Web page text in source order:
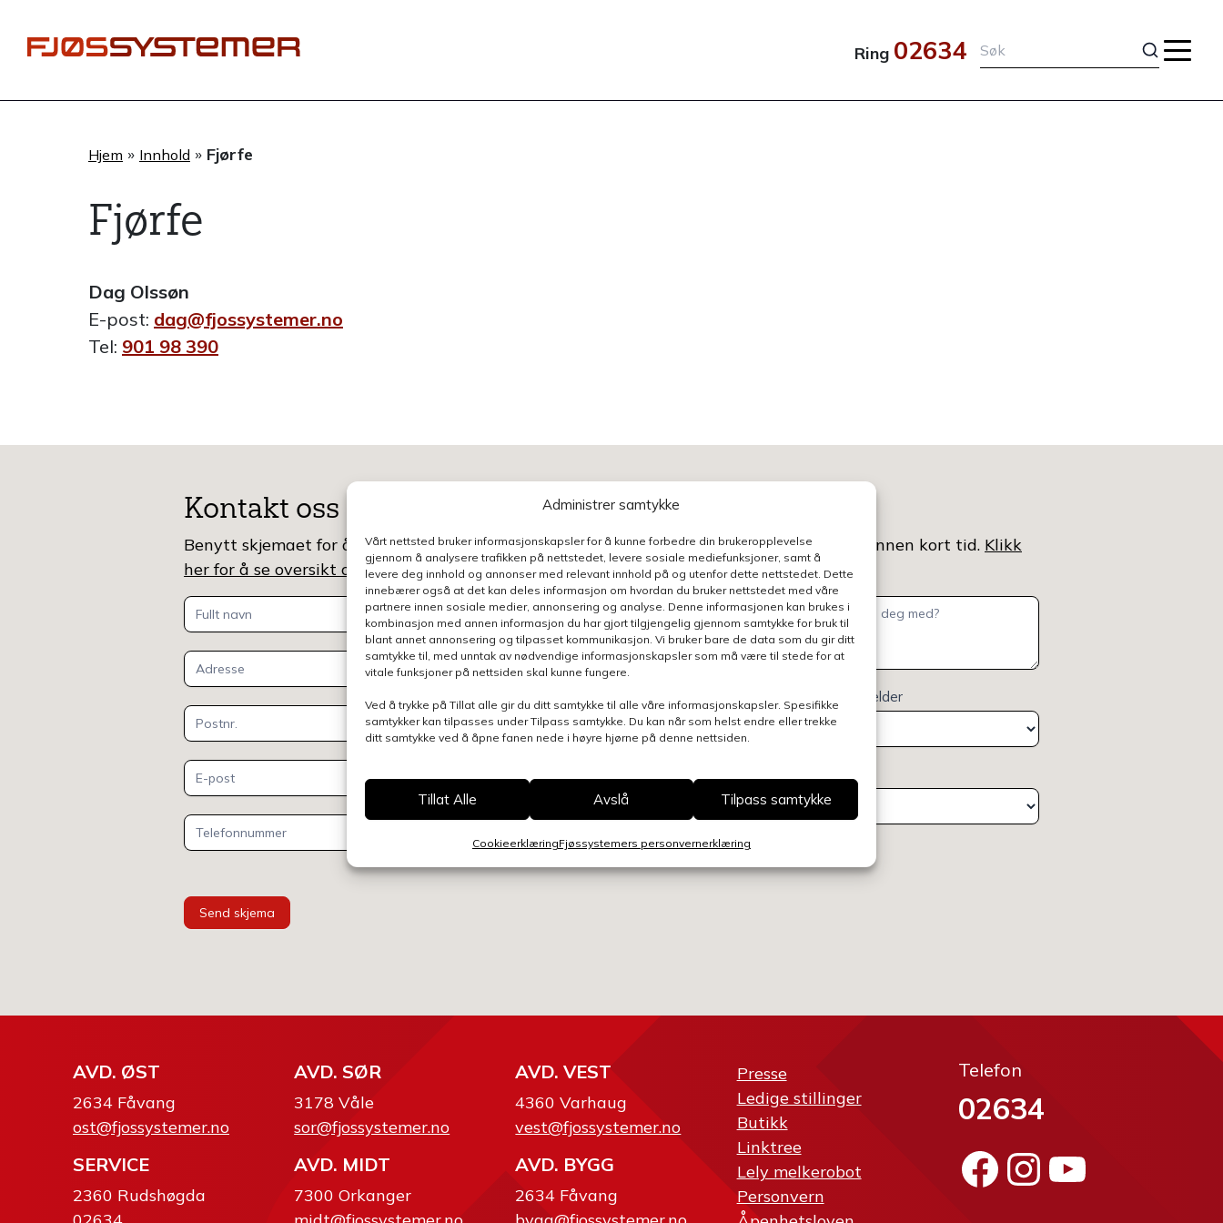
Administrer samtykke
Vårt nettsted bruker informasjonskapsler for å kunne forbedre din brukeropplevelse
gjennom å analysere trafikken på nettstedet, levere sosiale mediefunksjoner, samt å
levere deg innhold og annonser med relevant innhold på og utenfor dette nettstedet. Dette
innebærer også at det kan deles informasjon om hvordan du bruker nettstedet med våre
partnere innen sosiale medier, annonsering og analyse. Denne informasjonen kan brukes i
kombinasjon med annen informasjon du har gjort tilgjengelig gjennom samtykke for bruk til
blant annet annonsering og tilpasset kommunikasjon. Vi bruker bare de data som du gir ditt
samtykke til, med unntak av nødvendige informasjonskapsler som må være til stede for at
vitale funksjoner på nettsiden skal kunne fungere.
Ved å trykke på Tillat alle gir du ditt samtykke til alle våre informasjonskapsler. Spesifikke
samtykker kan tilpasses under Tilpass samtykke. Du kan når som helst endre eller trekke
ditt samtykke ved å åpne fanen nede i høyre hjørne på denne nettsiden.
Tillat Alle Avslå Tilpass samtykke
CookieerklæringFjøssystemers personvernerklæring
rett
Ring 02634
Hjem » Innhold » Fjørfe
Fjørfe
Dag Olssøn
E-post: dag@fjossystemer.no
Tel: 901 98 390
Kontakt oss
Benytt skjemaet for å gjøre en henvendelse relatert til denne siden, så blir du kontaktet innen kort tid. Klikk
her for å se oversikt over kontaktpersoner
Kontakt
oss
Henvendelsen gjelder
Send skjema
AVD. ØST
2634 Fåvang
ost@fjossystemer.no
SERVICE
2360 Rudshøgda
AVD. SØR
3178 Våle
sor@fjossystemer.no
AVD. MIDT
7300 Orkanger
AVD. VEST
4360 Varhaug
vest@fjossystemer.no
AVD. BYGG
2634 Fåvang
Presse
Ledige stillinger
Butikk
Linktree
Lely melkerobot
Personvern
Telefon
02634
Facebook
Instagram
YouTube